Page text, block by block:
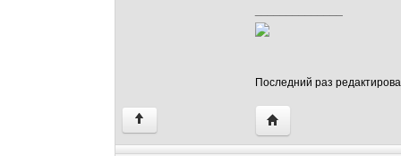
Последний раз
↑ Посетить сайт